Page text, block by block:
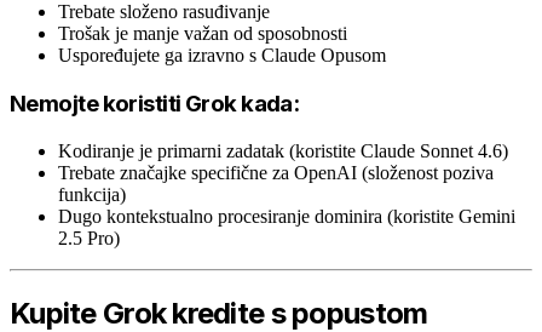
Trebate složeno rasuđivanje
Trošak je manje važan od sposobnosti
Uspoređujete ga izravno s Claude Opusom
Nemojte koristiti Grok kada:
Kodiranje je primarni zadatak (koristite Claude Sonnet 4.6)
Trebate značajke specifične za OpenAI (složenost poziva
funkcija)
Dugo kontekstualno procesiranje dominira (koristite Gemini
2.5 Pro)
Kupite Grok kredite s popustom